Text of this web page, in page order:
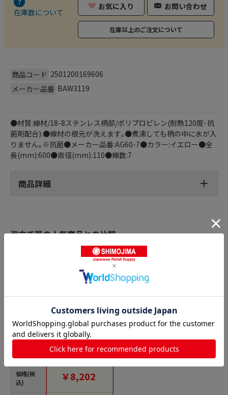
在庫数について
お気に入り お問い合わせ
在庫以上のご注文について
商品コード 2501200169606
メーカー品番 BAW3119
●材質:線材/18-8ステンレス柄部/ポリプロピレン(耐熱120度･抗
菌剤配合):●線材の根元が洗えます｡●煮沸しても柄の中に水が入
りません｡※抗菌●メーカー品番:AG60-7●カラー:イエロー●全
長(mm):600●直径(mm):110●線数:7
商品詳細
泡立て器の人気商品との比較
商品名
価格(税
込)
抗菌泡立 Ⅱ（ツ
ー）ライン AG60-7
60cm イエロー 1袋
【直送品】
￥8,202